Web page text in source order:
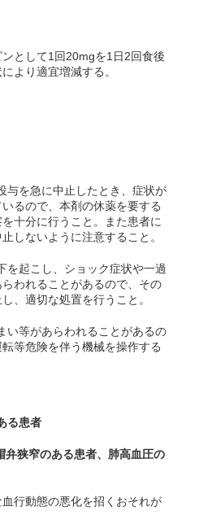
として1回20mgを1日2回食後
より適宜増減する。
を急に中止したとき、症状が
るので、本剤の休薬を要する
十分に行うこと。また患者に
しないように注意すること 。
起こし、ショック症状や一過
われることがあるので、その
、適切な処置を行うこと。
等があらわれることがあるの
等危険を伴う機械を操作する
る患者
狭窄のある患者、肺高血圧の
行動態の悪化を招くおそれが